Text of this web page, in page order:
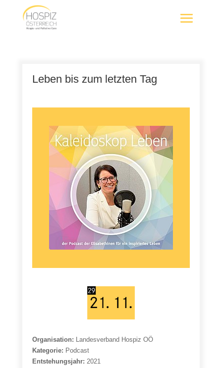
Leben bis zum letzten Tag
Organisation: Landesverband Hospiz OÖ
Kategorie: Podcast
Entstehungsjahr: 2021